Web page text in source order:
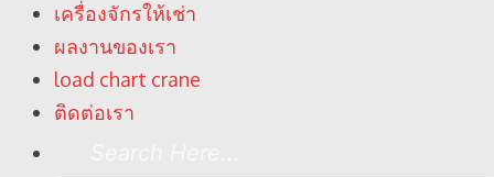
เครื่องจักรให้เช่า
ผลงานของเรา
load chart crane
ติดต่อเรา